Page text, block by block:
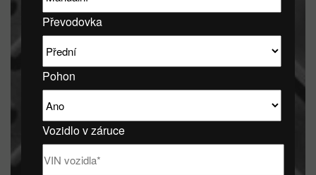
Převodovka
Pohon
Vozidlo v záruce